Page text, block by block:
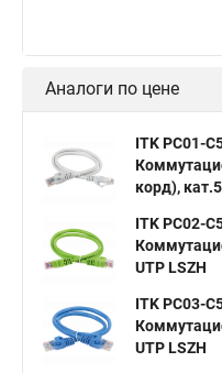
Аналоги по цене
ITK PC01-
корд),
ITK PC02-
UTP LSZH
ITK PC03-
UTP LSZH